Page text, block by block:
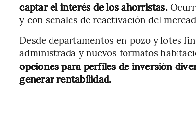
captar el interés de los ahorristas.
y con señales de reactivación del
Desde departamentos en pozo y lotes
administrada y nuevos formatos
opciones para perfiles de inversión
generar rentabilidad.